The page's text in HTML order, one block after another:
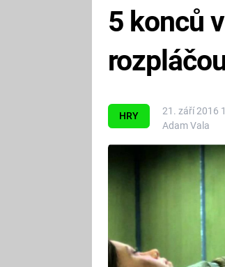
HRY
21. září 2016
Adam Vala
5 konců